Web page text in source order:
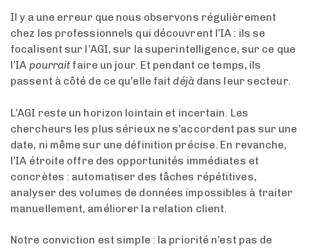
Il y a une erreur que nous observons régulièrement
chez les professionnels qui découvrent l’IA : ils se
focalisent sur l’AGI, sur la superintelligence, sur ce que
l’IA pourrait faire un jour. Et pendant ce temps, ils
passent à côté de ce qu’elle faitdéjà dans leur secteur.
L’AGI reste un horizon lointain et incertain. Les
chercheurs les plus sérieux ne s’accordent pas sur une
date, ni même sur une définition précise. En revanche,
l’IA étroite offre des opportunités immédiates et
concrètes : automatiser des tâches répétitives,
analyser des volumes de données impossibles à traiter
manuellement, améliorer la relation client.
Notre conviction est simple : la priorité n’est pas de